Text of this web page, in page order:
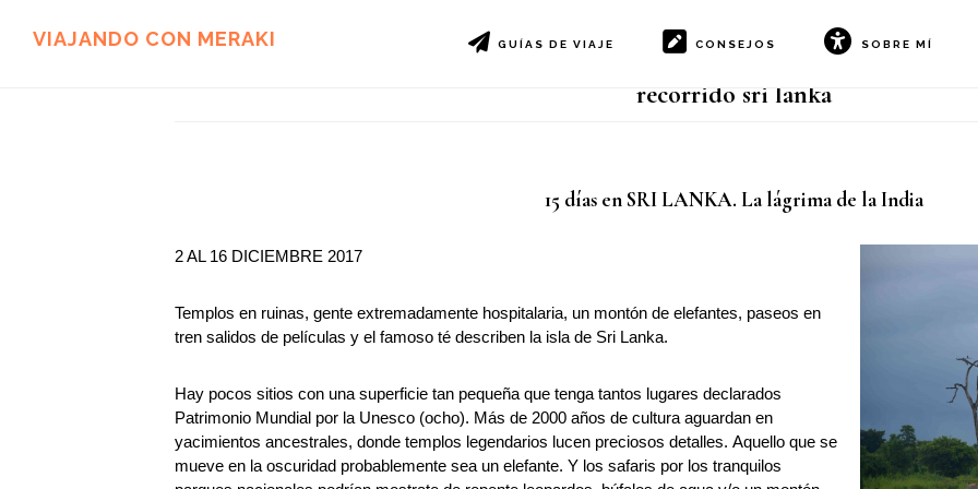
VIAJANDO CON MERAKI GUÍAS DE VIAJE CONSEJOS SOBRE MÍ
recorrido sri lanka
15 días en SRI LANKA. La lágrima de la India
2 AL 16 DICIEMBRE 2017
Templos en ruinas, gente extremadamente hospitalaria, un montón de elefantes, paseos en
tren salidos de películas y el famoso té describen la isla de Sri Lanka.
Hay pocos sitios con una superficie tan pequeña que tenga tantos lugares declarados
Patrimonio Mundial por la Unesco (ocho). Más de 2000 años de cultura aguardan en
yacimientos ancestrales, donde templos legendarios lucen preciosos detalles. Aquello que se
mueve en la oscuridad probablemente sea un elefante. Y los safaris por los tranquilos